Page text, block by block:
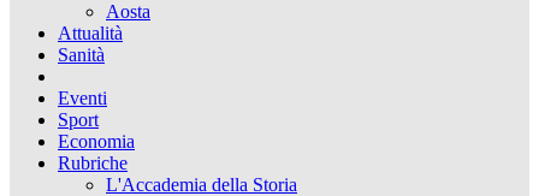
Aosta
Attualità
Sanità
Eventi
Sport
Economia
Rubriche
L'Accademia della Storia